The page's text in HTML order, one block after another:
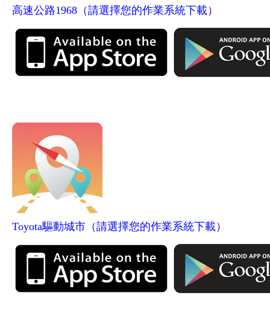
高速公路1968（請選擇您的作業系統下載）
Toyota驅動城市（請選擇您的作業系統下載）